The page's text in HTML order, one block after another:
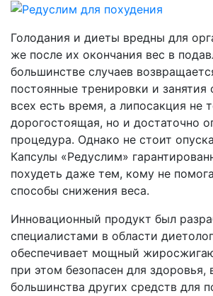
Голодания и диеты вредны для
же после их окончания вес в
большинстве случаев
постоянные тренировки и занятия
всех есть время, а липосакция не
дорогостоящая, но и достаточно
процедура. Однако не стоит
Капсулы «Редуслим»
похудеть даже тем, кому не
способы снижения веса.
Инновационный продукт был
специалистами в области
обеспечивает мощный
при этом безопасен для здоровья,
большинства других средств для